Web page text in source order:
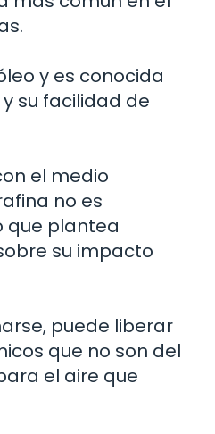
y es conocida
su facilidad de
el medio
no es
que plantea
su impacto
puede liberar
que no son del
el aire que